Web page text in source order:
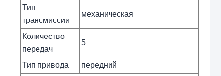
Тип
трансмиссии
механическая
Количество
передач
5
Тип привода
передний